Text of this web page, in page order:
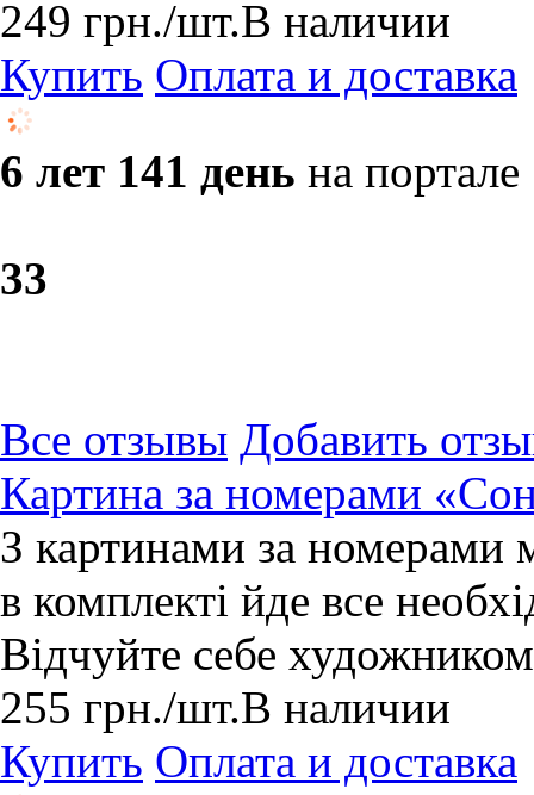
249 грн./шт.В наличии
Купить Оплата и доставка
6 лет 141 день на портале
33
Все отзывы Добавить
Картина за номерами
З картинами за номерами
в комплекті йде все
Відчуйте себе
255 грн./шт.В наличии
Купить Оплата и доставка